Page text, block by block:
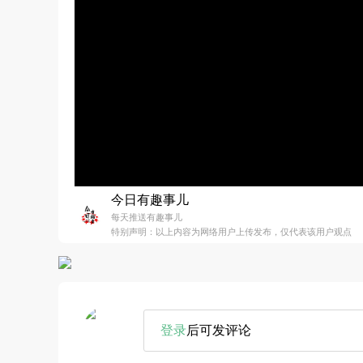
今日有趣事儿
每天推送有趣事儿
特别声明：以上内容为网络用户上传发布，仅代表该用户观点
登录后可发评论